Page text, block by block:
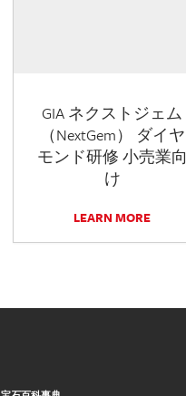
GIA ネクストジェム
（NextGem） ダイヤ
モンド研修 小売業向
け
LEARN MORE